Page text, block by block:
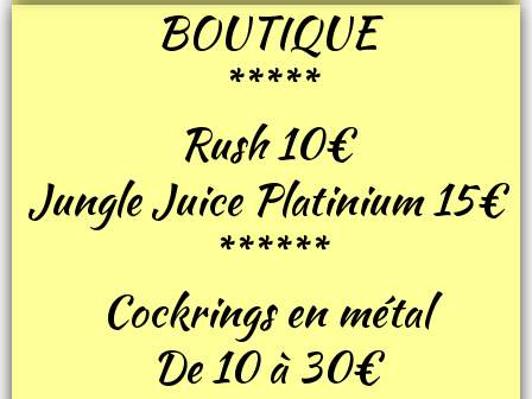
BOUTIQUE
*****
Rush 10€
Jungle Juice Platinium 15€
******
Cockrings en métal
De 10 à 30€